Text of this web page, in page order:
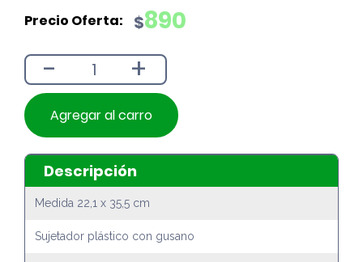
original
$990.
$890
actual
$890.
- +
Agregar al carro
Descripción
Medida 22,1 x 35,5 cm
Sujetador plástico con gusano